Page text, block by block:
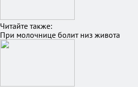
Читайте также:
При молочнице болит низ живота